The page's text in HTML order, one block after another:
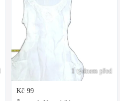
1 týdnem před
Kč 99